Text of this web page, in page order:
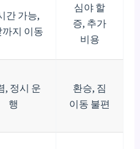
간 가능,
까지 이동
심야 할
증, 추가
비용
, 정시 운
행
환승, 짐
이동 불편